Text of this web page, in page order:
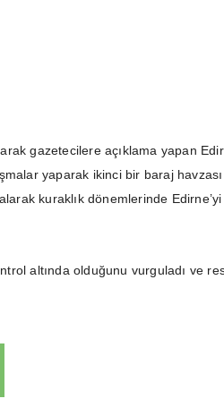
gazetecilere açıklama yapan
yaparak ikinci bir baraj havzası
kuraklık dönemlerinde Edirne’yi
altında olduğunu vurguladı ve